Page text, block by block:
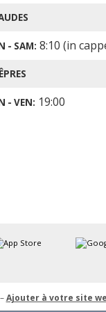
- SAM: 8:10 (in
- VEN: 19:00
–Ajouter à votre site